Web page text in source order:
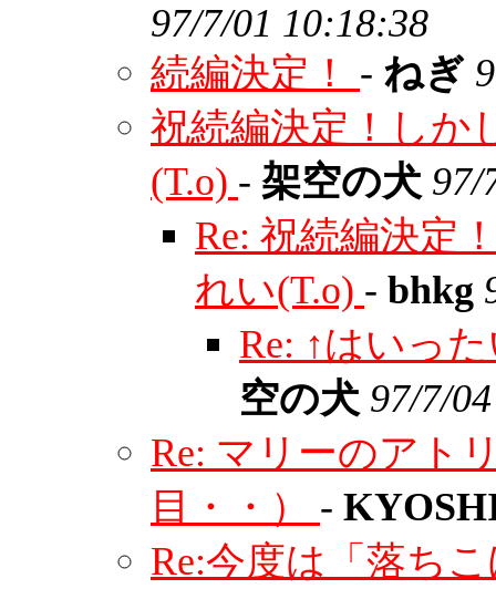
97/7/01 10:18:38
続編決定！ - ねぎ
祝続編決定！しか
(T.o) - 架空の犬 97/
Re: 祝続編決定
れい(T.o) - bhkg
Re: ↑はいっ
空の犬 97/7/
Re: マリーのアト
目・・） -
Re:今度は「落ち